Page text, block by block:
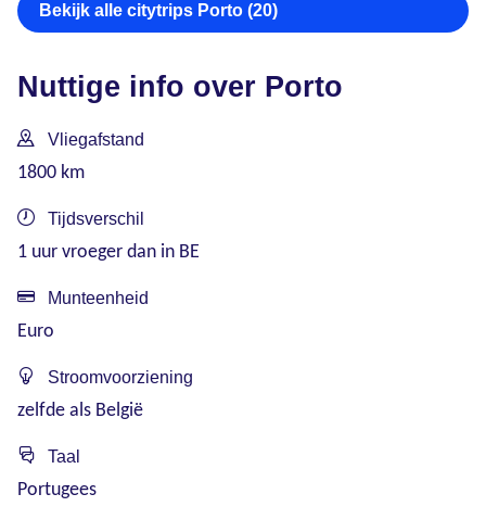
Bekijk alle citytrips Porto (20)
Nuttige info over Porto
Vliegafstand
1800 km
Tijdsverschil
1 uur vroeger dan in BE
Munteenheid
Euro
Stroomvoorziening
zelfde als België
Taal
Portugees